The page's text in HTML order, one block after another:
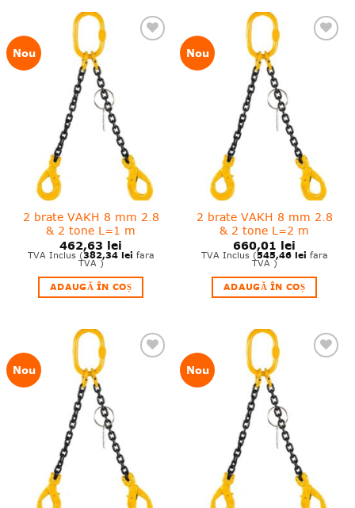
Nou
2 brate VAKH 8 mm 2.8
& 2 tone L=1 m
462,63 lei
TVA Inclus (382,34 lei fara
TVA )
ADAUGĂ ÎN COȘ
Nou
2 brate VAKH 8 mm 2.8
& 2 tone L=2 m
660,01 lei
TVA Inclus (545,46 lei fara
TVA )
ADAUGĂ ÎN COȘ
Nou Nou